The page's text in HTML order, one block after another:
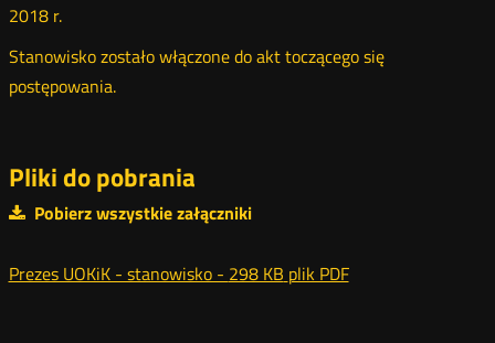
2018 r.
Stanowisko zostało włączone do akt toczącego się
postępowania.
Pliki do pobrania
Pobierz wszystkie załączniki
Prezes UOKiK - stanowisko - 298 KB plik PDF